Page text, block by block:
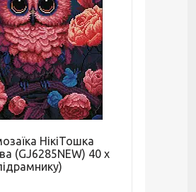
НікіТошка
(GJ6285NEW) 40 х